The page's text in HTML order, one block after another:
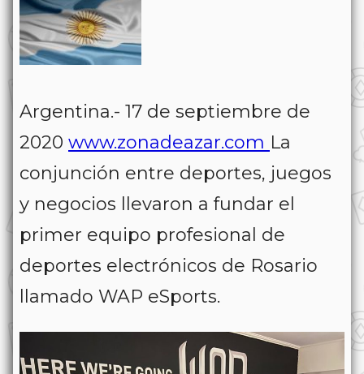
Argentina.- 17 de septiembre de
2020 www.zonadeazar.com La
conjunción entre deportes, juegos
y negocios llevaron a fundar el
primer equipo profesional de
deportes electrónicos de Rosario
llamado WAP eSports.